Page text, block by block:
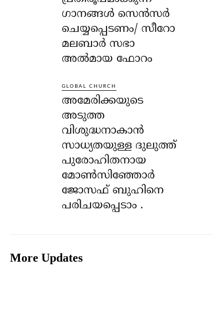
ഗാനങ്ങൾ സെൻസർ
ചെയ്യപ്പെടണം/ സീറോ
മലബാർ സഭാ
അൽമായ ഫോറം
GLOBAL CHURCH
അമേരിക്കയുടെ
അടുത്ത
വിശുദ്ധനാകാൻ
സാധ്യതയുള്ള ദുലുത്ത്
പുരോഹിതനായ
മോൺസിഞ്ഞോർ
ജോസഫ് ബുഹിനെ
പരിചയപ്പെടാം .
More Updates